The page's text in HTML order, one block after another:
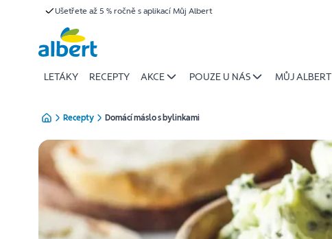
Ušetřete až 5 % ročně s aplikací Můj Albert
LETÁKY RECEPTY AKCE POUZE U NÁS MŮJ ALBERT
Recepty Domácí máslo s bylinkami